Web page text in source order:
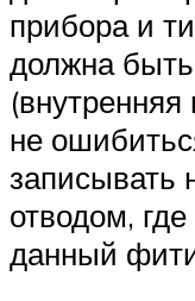
прибора и
должна
не
записывать
отводом,
данный